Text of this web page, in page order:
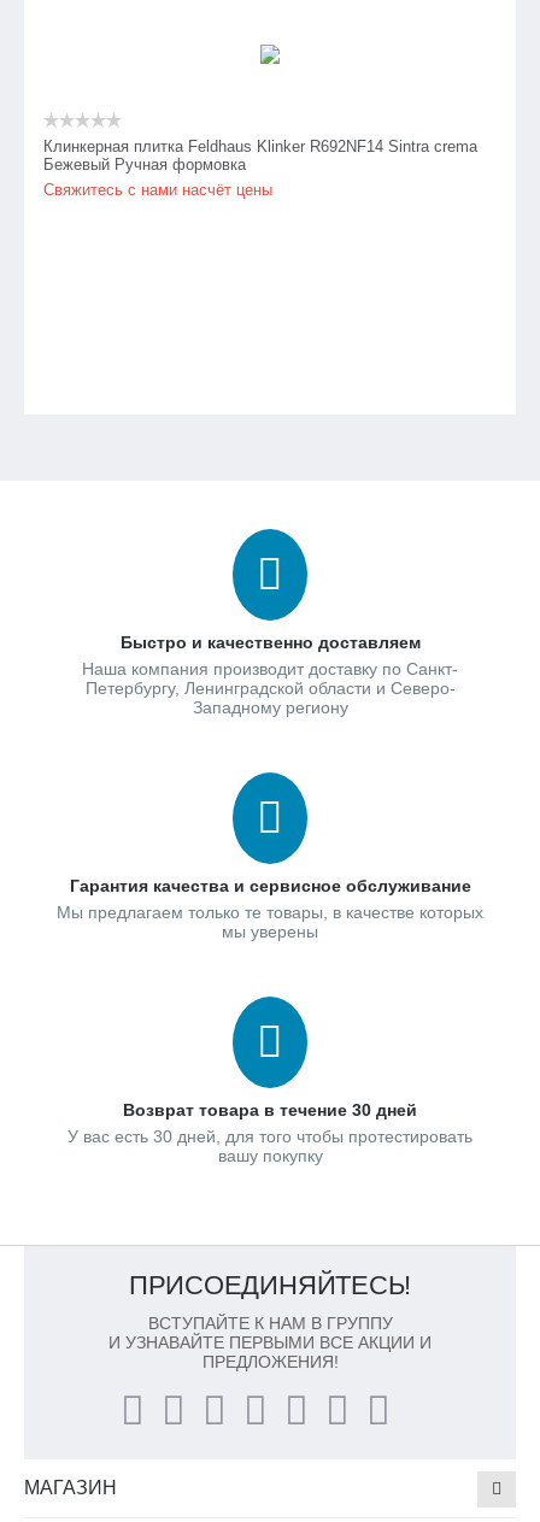
Клинкерная плитка Feldhaus Klinker R692NF14 Sintra crema
Бежевый Ручная формовка
Свяжитесь с нами насчёт цены
Быстро и качественно доставляем
Наша компания производит доставку по Санкт-
Петербургу, Ленинградской области и Северо-
Западному региону
Гарантия качества и сервисное обслуживание
Мы предлагаем только те товары, в качестве которых
мы уверены
Возврат товара в течение 30 дней
У вас есть 30 дней, для того чтобы протестировать
вашу покупку
ПРИСОЕДИНЯЙТЕСЬ!
ВСТУПАЙТЕ К НАМ В ГРУППУ
И УЗНАВАЙТЕ ПЕРВЫМИ ВСЕ АКЦИИ И
ПРЕДЛОЖЕНИЯ!
МАГАЗИН